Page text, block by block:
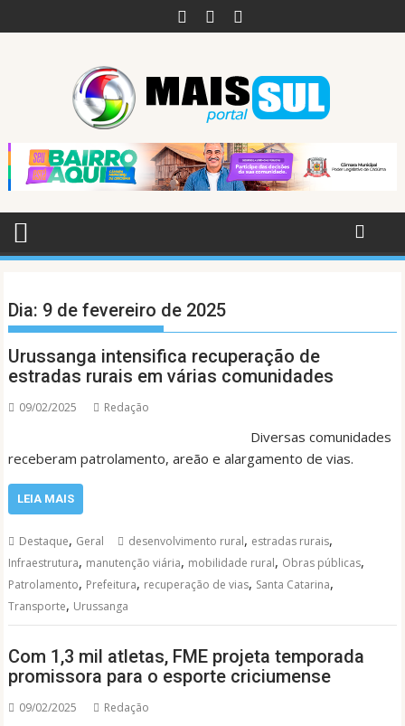
to
Dia: 9 de fevereiro de 2025
Urussanga intensifica recuperação de
estradas rurais em várias comunidades
09/02/2025 Redação
Diversas comunidades
receberam patrolamento, areão e alargamento de vias.
LEIA MAIS
Destaque, Geral desenvolvimento rural, estradas rurais,
Infraestrutura, manutenção viária, mobilidade rural, Obras públicas,
Patrolamento, Prefeitura, recuperação de vias, Santa Catarina,
Transporte, Urussanga
Com 1,3 mil atletas, FME projeta temporada
promissora para o esporte criciumense
09/02/2025 Redação